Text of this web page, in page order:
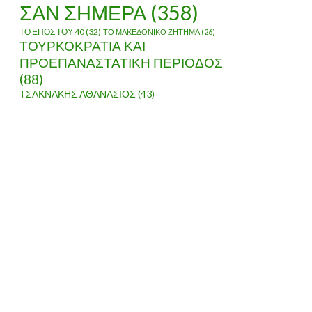
ΣΑΝ ΣΗΜΕΡΑ (358)
ΤΟ ΕΠΟΣ ΤΟΥ 40(32) ΤΟ ΜΑΚΕΔΟΝΙΚΟ ΖΗΤΗΜΑ (26)
ΤΟΥΡΚΟΚΡΑΤΙΑ ΚΑΙ
ΠΡΟΕΠΑΝΑΣΤΑΤΙΚΗ ΠΕΡΙΟΔΟΣ
(88)
ΤΣΑΚΝΑΚΗΣ ΑΘΑΝΑΣΙΟΣ (43)